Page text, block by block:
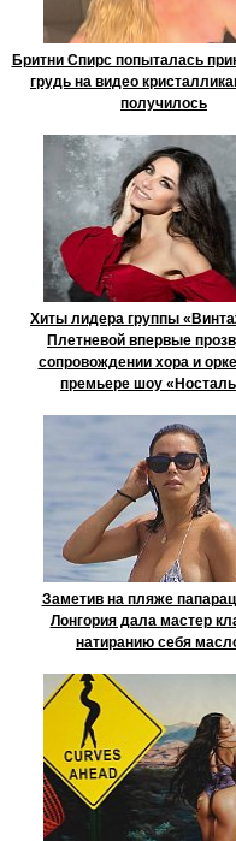
Бритни Спирс попыталась
грудь на видео
получилось
Хиты лидера группы
Плетневой впервые
сопровождении хора и
премьере шоу
Заметив на пляже
Лонгория дала мастер
натиранию себя